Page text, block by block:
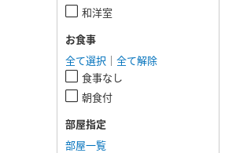
和洋室
お食事
全て選択
全て解除
食事なし
朝食付
部屋指定
部屋一覧